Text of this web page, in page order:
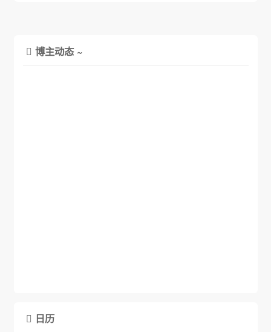
 博主动态 ~
 日历